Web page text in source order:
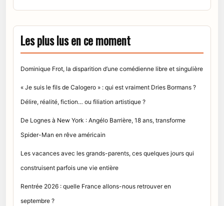
Les plus lus en ce moment
Dominique Frot, la disparition d’une comédienne libre et singulière
« Je suis le fils de Calogero » : qui est vraiment Dries Bormans ?
Délire, réalité, fiction… ou filiation artistique ?
De Lognes à New York : Angélo Barrière, 18 ans, transforme
Spider-Man en rêve américain
Les vacances avec les grands-parents, ces quelques jours qui
construisent parfois une vie entière
Rentrée 2026 : quelle France allons-nous retrouver en
septembre ?